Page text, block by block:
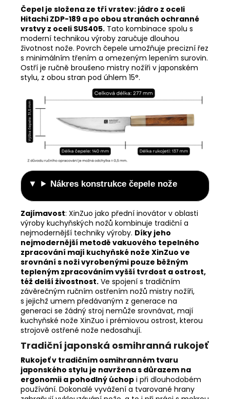
Čepel je složena ze tří vrstev: jádro z oceli
Hitachi ZDP-189 a po obou stranách ochranné
vrstvy z oceli SUS405. Tato kombinace spolu s
moderní technikou výroby zaručuje dlouhou
životnost nože. Povrch čepele umožňuje precizní řez
s minimálním třením a omezeným lepením surovin.
Ostří je ručně broušeno mistry nožíři v japonském
stylu, z obou stran pod úhlem 15°.
Nákres konstrukce čepele nože
Zajímavost: XinZuo jako přední inovátor v oblasti
výroby kuchyňských nožů kombinuje tradiční a
nejmodernější techniky výroby. Díky jeho
nejmodernější metodě vakuového tepelného
zpracování mají kuchyňské nože XinZuo ve
srovnání s noži vyrobenými pouze běžným
tepleným zpracováním vyšší tvrdost a ostrost,
též delší živostnost. Ve spojení s tradičním
závěrečným ručním ostřením nožů mistry nožíři,
s jejichž umem předávaným z generace na
generaci se žádný stroj nemůže srovnávat, mají
kuchyňské nože XinZuo i prémiovou ostrost, kterou
strojově ostřené nože nedosahují.
Tradiční japonská osmihranná rukojeť
Rukojeť v tradičním osmihranném tvaru
japonského stylu je navržena s důrazem na
ergonomii a pohodlný úchop i při dlouhodobém
používání. Dokonalé vyvážení a tvarované hrany